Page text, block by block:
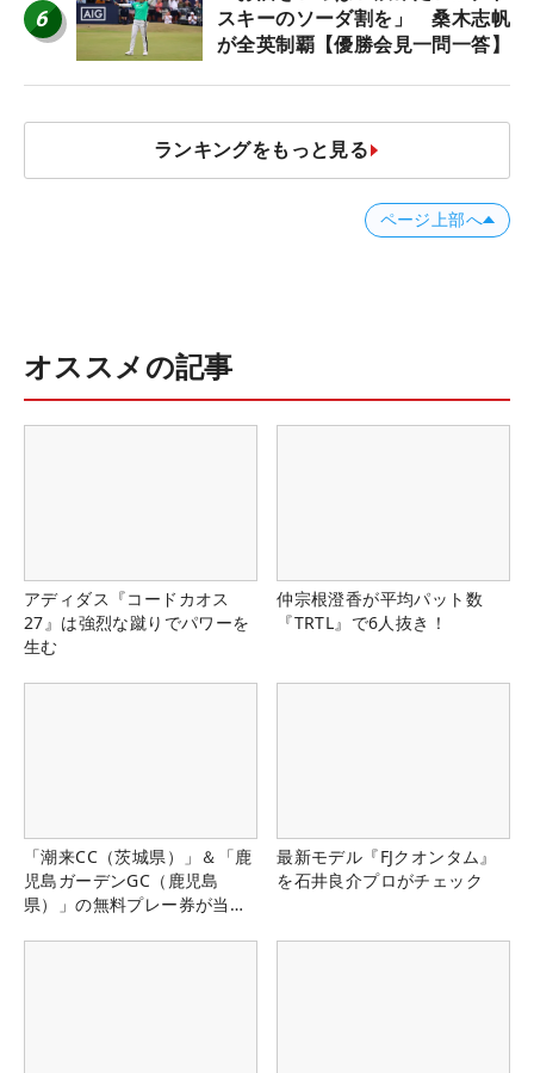
6
スキーのソーダ割を」 桑木志帆
が全英制覇【優勝会見一問一答】
ランキングをもっと見る
ページ上部へ
オススメの記事
アディダス『コードカオス
27』は強烈な蹴りでパワーを
生む
仲宗根澄香が平均パット数
『TRTL』で6人抜き！
「潮来CC（茨城県）」＆「鹿
児島ガーデンGC（鹿児島
県）」の無料プレー券が当た
最新モデル『FJクオンタム』
を石井良介プロがチェック